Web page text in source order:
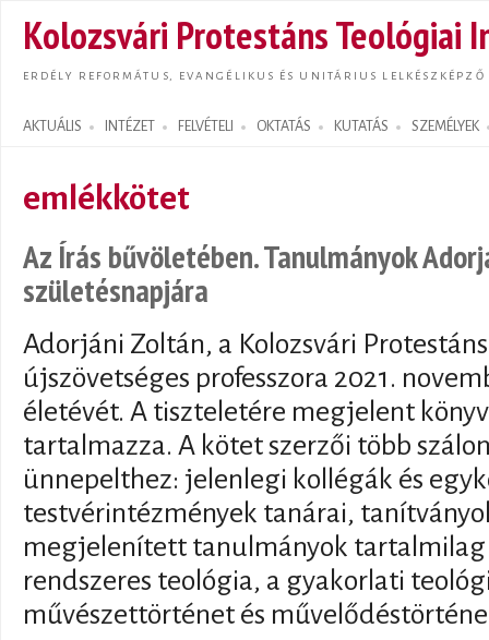
Kolozsvári Protestáns Teológiai
ERDÉLY REFORMÁTUS, EVANGÉLIKUS ÉS UNITÁRIUS LELKÉSZKÉPZŐ
AKTUÁLIS INTÉZET FELVÉTELI OKTATÁS KUTATÁS SZEMÉLYEK
Search form
emlékkötet
Az Írás bűvöletében. Tanulmányok
születésnapjára
Adorjáni Zoltán, a Kolozsvári
újszövetséges professzora 2021.
életévét. A tiszteletére megjelent
tartalmazza. A kötet szerzői több
ünnepelthez: jelenlegi kollégák és
testvérintézmények tanárai,
megjelenített tanulmányok
rendszeres teológia, a gyakorlati
művészettörténet és